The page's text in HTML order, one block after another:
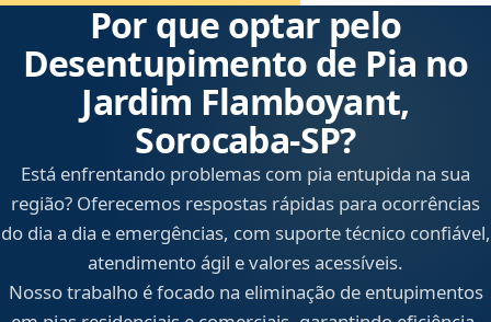
Por que optar pelo
Desentupimento de Pia no
Jardim Flamboyant,
Sorocaba‑SP?
Está enfrentando problemas com pia entupida na sua
região? Oferecemos respostas rápidas para ocorrências
do dia a dia e emergências, com suporte técnico confiável,
atendimento ágil e valores acessíveis.
Nosso trabalho é focado na eliminação de entupimentos